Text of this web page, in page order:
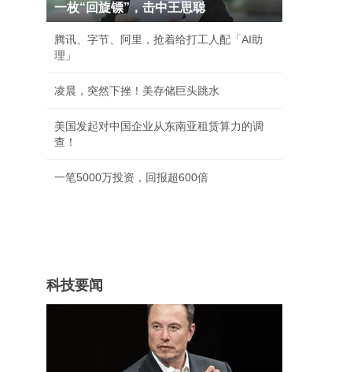
一枚“回旋镖”，击中王思聪
腾讯、字节、阿里，抢着给打工人配「AI助
理」
凌晨，突然下挫！美存储巨头跳水
美国发起对中国企业从东南亚租赁算力的调
查！
一笔5000万投资，回报超600倍
科技要闻